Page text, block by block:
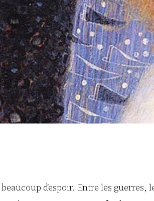
beaucoup d’espoir. Entre les